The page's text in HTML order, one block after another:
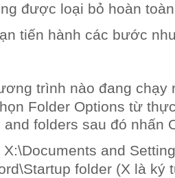
được loại bỏ hoàn
tiến hành các bước
trình nào đang chạy
Folder Options từ
folders sau đó nhấn
and
folder (X là ký